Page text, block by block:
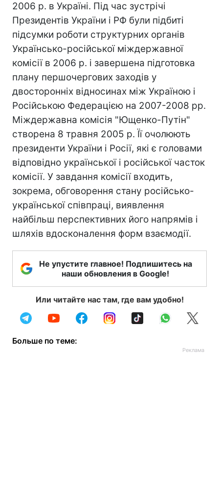
2006 р. в Україні. Під час зустрічі
Президентів України і РФ були підбиті
підсумки роботи структурних органів
Українсько-російської міждержавної
комісії в 2006 р. і завершена підготовка
плану першочергових заходів у
двосторонніх відносинах між Україною і
Російською Федерацією на 2007-2008 рр.
Міждержавна комісія "Ющенко-Путін"
створена 8 травня 2005 р. Її очолюють
президенти України і Росії, які є головами
відповідно української і російської часток
комісії. У завдання комісії входить,
зокрема, обговорення стану російсько-
української співпраці, виявлення
найбільш перспективних його напрямів і
шляхів вдосконалення форм взаємодії.
Не упустите главное! Подпишитесь на
наши обновления в Google!
Или читайте нас там, где вам удобно!
Больше по теме: